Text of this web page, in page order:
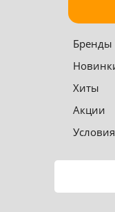
Бренды
Хиты
Акции